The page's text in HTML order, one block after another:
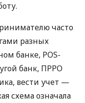
часто
разных
банке, POS-
банк, ПРРО
вести учет —
схема означала